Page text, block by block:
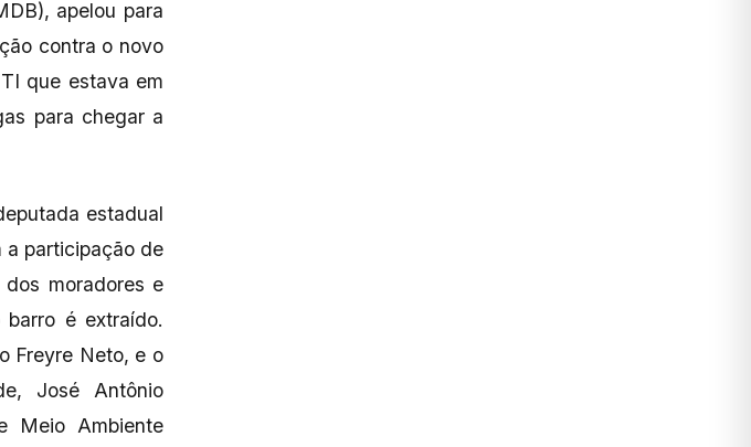
apelou para
contra o novo
que estava em
para chegar a
estadual
a participação de
moradores e
é extraído.
Freyre Neto, e o
José Antônio
Meio Ambiente